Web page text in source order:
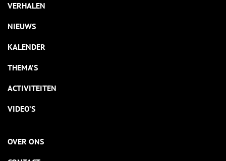
VERHALEN
NIEUWS
KALENDER
THEMA’S
ACTIVITEITEN
VIDEO’S
OVER ONS